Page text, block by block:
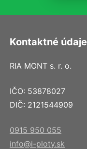
Kontaktné údaje
RIA MONT s. r. o.
IČO: 53878027
DIČ: 2121544909
0915 950 055
info@i-ploty.sk